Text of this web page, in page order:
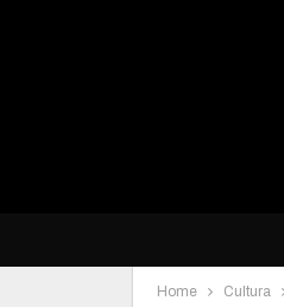
Home Cultura